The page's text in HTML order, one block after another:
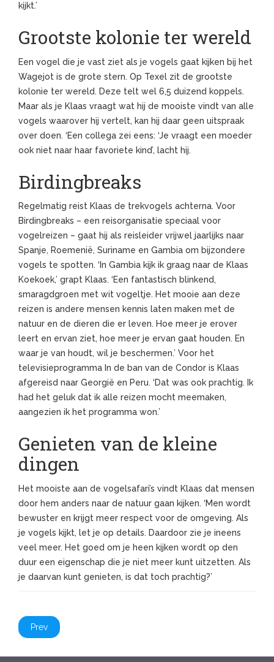
kijkt.’
Grootste kolonie ter wereld
Een vogel die je vast ziet als je vogels gaat kijken bij het
Wagejot is de grote stern. Op Texel zit de grootste
kolonie ter wereld. Deze telt wel 6,5 duizend koppels.
Maar als je Klaas vraagt wat hij de mooiste vindt van alle
vogels waarover hij vertelt, kan hij daar geen uitspraak
over doen. ‘Een collega zei eens: ‘Je vraagt een moeder
ook niet naar haar favoriete kind’, lacht hij.
Birdingbreaks
Regelmatig reist Klaas de trekvogels achterna. Voor
Birdingbreaks – een reisorganisatie speciaal voor
vogelreizen – gaat hij als reisleider vrijwel jaarlijks naar
Spanje, Roemenië, Suriname en Gambia om bijzondere
vogels te spotten. ‘In Gambia kijk ik graag naar de Klaas
Koekoek,’ grapt Klaas. ‘Een fantastisch blinkend,
smaragdgroen met wit vogeltje. Het mooie aan deze
reizen is andere mensen kennis laten maken met de
natuur en de dieren die er leven. Hoe meer je erover
leert en ervan ziet, hoe meer je ervan gaat houden. En
waar je van houdt, wil je beschermen.’ Voor het
televisieprogramma In de ban van de Condor is Klaas
afgereisd naar Georgië en Peru. ‘Dat was ook prachtig. Ik
had het geluk dat ik alle reizen mocht meemaken,
aangezien ik het programma won.’
Genieten van de kleine
dingen
Het mooiste aan de vogelsafari’s vindt Klaas dat mensen
door hem anders naar de natuur gaan kijken. ‘Men wordt
bewuster en krijgt meer respect voor de omgeving. Als
je vogels kijkt, let je op details. Daardoor zie je ineens
veel meer. Het goed om je heen kijken wordt op den
duur een eigenschap die je niet meer kunt uitzetten. Als
je daarvan kunt genieten, is dat toch prachtig?’
Prev